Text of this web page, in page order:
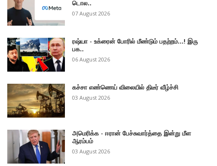
டொல..
07 August 2026
ரஷ்யா - உக்ரைன் போரில் மீண்டும் பதற்றம்...! இரு
பக..
06 August 2026
கச்சா எண்ணெய் விலையில் திடீர் வீழ்ச்சி
03 August 2026
அமெரிக்க - ஈரான் பேச்சுவார்த்தை இன்று மீள
ஆரம்பம்
03 August 2026